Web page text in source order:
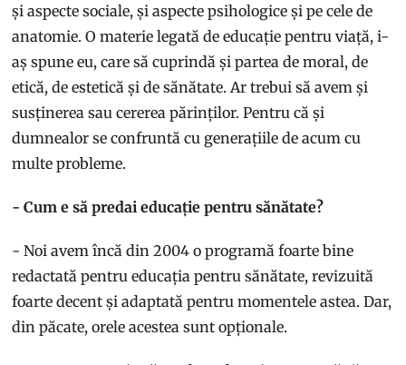
și aspecte sociale, și aspecte psihologice și pe cele de
anatomie. O materie legată de educație pentru viață, i-
aș spune eu, care să cuprindă și partea de moral, de
etică, de estetică și de sănătate. Ar trebui să avem și
susținerea sau cererea părinților. Pentru că și
dumnealor se confruntă cu generațiile de acum cu
multe probleme.
- Cum e să predai educație pentru sănătate?
- Noi avem încă din 2004 o programă foarte bine
redactată pentru educația pentru sănătate, revizuită
foarte decent și adaptată pentru momentele astea. Dar,
din păcate, orele acestea sunt opționale.